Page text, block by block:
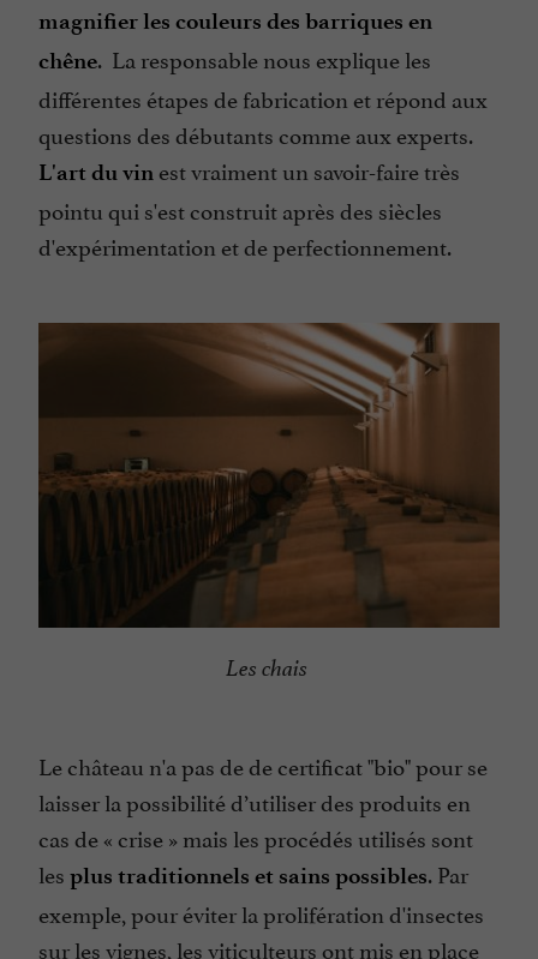
magnifier les couleurs des barriques en
chêne. La responsable nous explique les
différentes étapes de fabrication et répond aux
questions des débutants comme aux experts.
L'art du vin est vraiment un savoir-faire très
pointu qui s'est construit après des siècles
d'expérimentation et de perfectionnement.
Les chais
Le château n'a pas de de certificat "bio" pour se
laisser la possibilité d’utiliser des produits en
cas de « crise» mais les procédés utilisés sont
les plus traditionnels et sains possibles. Par
exemple, pour éviter la prolifération d'insectes
sur les vignes, les viticulteurs ont mis en place